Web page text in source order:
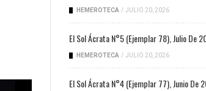
HEMEROTECA / JULIO 20, 2026
El Sol Ácrata N°5 (ejemplar 78), Julio De
HEMEROTECA / JULIO 20, 2026
El Sol Ácrata N°4 (ejemplar 77), Junio De